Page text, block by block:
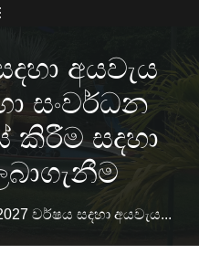
අයවැය
සංවර්ධන
කිරීම සදහා
වර්ෂය සදහා අයවැය...